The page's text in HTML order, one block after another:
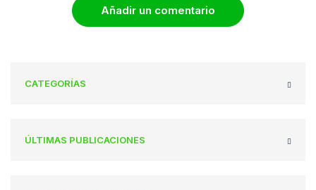
Añadir un comentario
CATEGORÍAS
ÚLTIMAS PUBLICACIONES